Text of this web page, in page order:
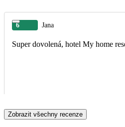
6 Jana
Super dovolená, hotel My home
Zobrazit všechny recenze